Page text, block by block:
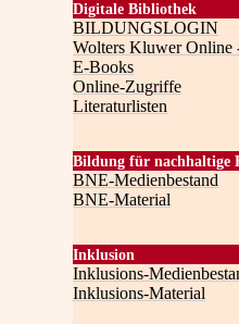
Digitale Bibliothek
BILDUNGSLOGIN
Wolters Kluwer Online
E-Books
Online-Zugriffe
Literaturlisten
Bildung für nachhaltige
BNE-Medienbestand
BNE-Material
Inklusion
Inklusions-
Inklusions-Material